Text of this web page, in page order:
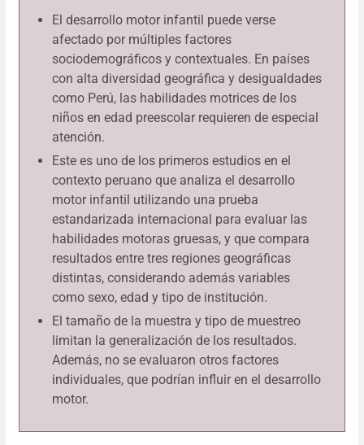
El desarrollo motor infantil puede verse
afectado por múltiples factores
sociodemográficos y contextuales. En países
con alta diversidad geográfica y desigualdades
como Perú, las habilidades motrices de los
niños en edad preescolar requieren de especial
atención.
Este es uno de los primeros estudios en el
contexto peruano que analiza el desarrollo
motor infantil utilizando una prueba
estandarizada internacional para evaluar las
habilidades motoras gruesas, y que compara
resultados entre tres regiones geográficas
distintas, considerando además variables
como sexo, edad y tipo de institución.
El tamaño de la muestra y tipo de muestreo
limitan la generalización de los resultados.
Además, no se evaluaron otros factores
individuales, que podrían influir en el desarrollo
motor.